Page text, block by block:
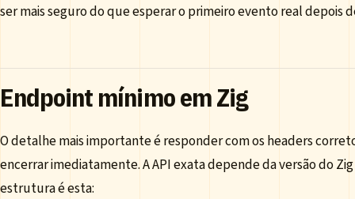
ser mais seguro do que esperar o primeiro evento real depois
Endpoint mínimo em Zig
O detalhe mais importante é responder com os headers
encerrar imediatamente. A API exata depende da versão do
estrutura é esta: